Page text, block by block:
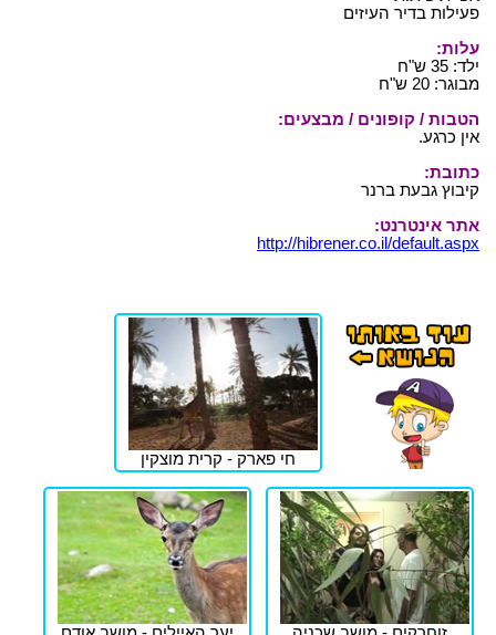
פעילות בדיר העיזים
עלות:
ילד: 35 ש"ח
מבוגר: 20 ש"ח
הטבות / קופונים / מבצעים:
אין כרגע.
כתובת:
קיבוץ גבעת ברנר
אתר אינטרנט:
http://hibrener.co.il/default.aspx
חי פארק - קרית מוצקין